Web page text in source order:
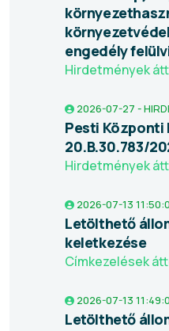
engedély
Hirdetmények
2026-07-27 -
Pesti Központi
20.B.30.783/
Hirdetmények
2026-07-13
Letölthető
keletkezése
Címkezelések
2026-07-13
Letölthető